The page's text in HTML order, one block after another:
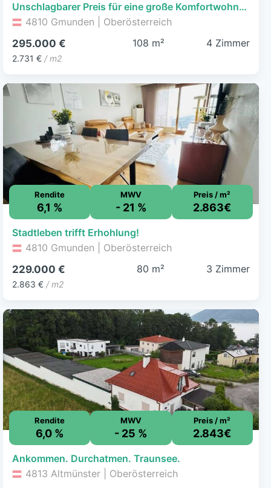
Unschlagbarer Preis für eine große Komfortwohnung in Gmunden!
4810 Gmunden | Oberösterreich
295.000 €
2.731 € / m2
108 m² 4 Zimmer
Rendite
6,1 %
MWV
- 21 %
Preis / m²
2.863€
Stadtleben trifft Erhohlung!
4810 Gmunden | Oberösterreich
229.000 €
2.863 € / m2
80 m² 3 Zimmer
Rendite
6,0 %
MWV
- 25 %
Preis / m²
2.843€
Ankommen. Durchatmen. Traunsee.
4813 Altmünster | Oberösterreich